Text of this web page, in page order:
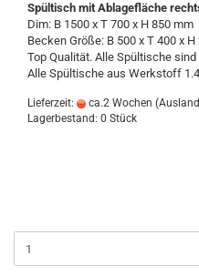
Spültisch mit Ablagefläche
Dim: B 1500 x T 700 x H 850 mm
Becken Größe: B 500 x T 400 x
Top Qualität. Alle Spültische
Alle Spültische aus Werkstoff
Lieferzeit: ca.2 Wochen
Lagerbestand: 0 Stück